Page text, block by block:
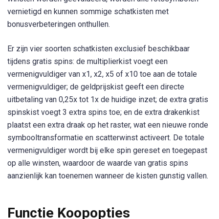
vernietigd en kunnen sommige schatkisten met
bonusverbeteringen onthullen.
Er zijn vier soorten schatkisten exclusief beschikbaar
tijdens gratis spins: de multiplierkist voegt een
vermenigvuldiger van x1, x2, x5 of x10 toe aan de totale
vermenigvuldiger; de geldprijskist geeft een directe
uitbetaling van 0,25x tot 1x de huidige inzet; de extra gratis
spinskist voegt 3 extra spins toe; en de extra drakenkist
plaatst een extra draak op het raster, wat een nieuwe ronde
symbooltransformatie en scatterwinst activeert. De totale
vermenigvuldiger wordt bij elke spin gereset en toegepast
op alle winsten, waardoor de waarde van gratis spins
aanzienlijk kan toenemen wanneer de kisten gunstig vallen.
Functie Koopopties